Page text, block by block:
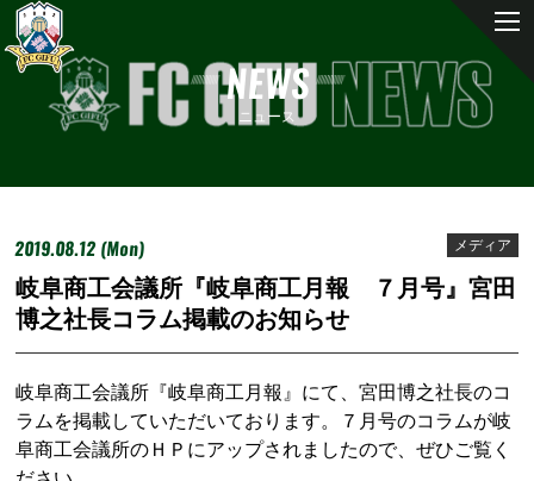
NEWS
ニュース
2019.08.12 (Mon) メディア
岐阜商工会議所『岐阜商工月報 ７月号』宮田
博之社長コラム掲載のお知らせ
岐阜商工会議所『岐阜商工月報』にて、宮田博之社長のコ
ラムを掲載していただいております。７月号のコラムが岐
阜商工会議所のＨＰにアップされましたので、ぜひご覧く